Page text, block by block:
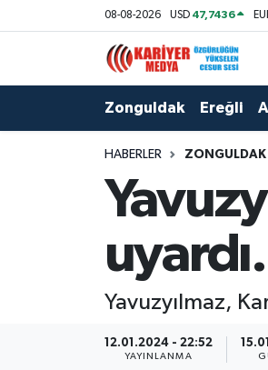
08-08-2026 USD 47,7436
Zonguldak Ereğli
HABERLER ZONGULDAK
Yavuzyılmaz,
12.01.2024 - 22:52
YAYINLANMA
Zonguldak
Çaycuma
Gökçebey
Zonguldak Nöbetçi Eczaneler
Zonguldak Hava Durumu
Zonguldak Namaz Vakitleri
Zonguldak Trafik Yoğunluk
Puan Durumu ve Fikstür
Tüm Manşetler
Son Dakika Haberleri